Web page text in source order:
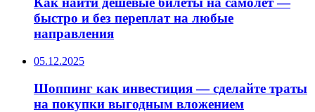
быстро и без переплат на любые
направления
05.12.2025
Шоппинг как инвестиция — сделайте траты
на покупки выгодным вложением